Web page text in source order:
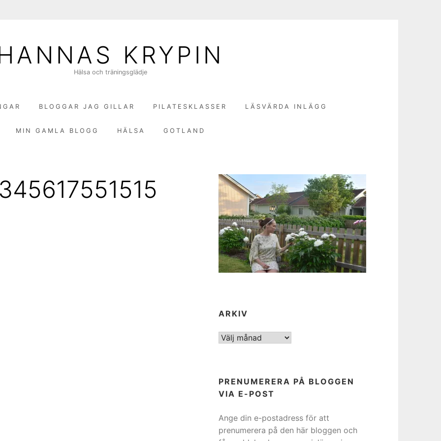
KRYPIN
Hälsa och träningsglädje
BLOGGAR JAG GILLAR PILATESKLASSER LÄSVÄRDA INLÄGG
MIN GAMLA BLOGG HÄLSA GOTLAND
ARKIV
ARKIV
PRENUMERERA PÅ BLOGGEN
VIA E-POST
Ange din e-postadress för att
prenumerera på den här bloggen och